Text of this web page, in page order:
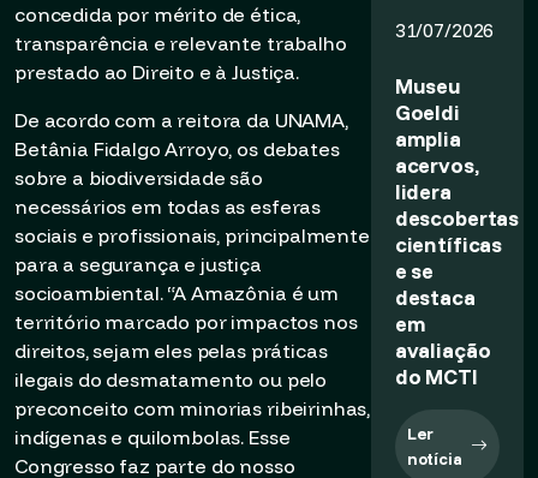
concedida por mérito de ética,
transparência e relevante trabalho
prestado ao Direito e à Justiça.
De acordo com a reitora da UNAMA,
Betânia Fidalgo Arroyo, os debates
sobre a biodiversidade são
necessários em todas as esferas
sociais e profissionais, principalmente
para a segurança e justiça
socioambiental. “A Amazônia é um
território marcado por impactos nos
direitos, sejam eles pelas práticas
ilegais do desmatamento ou pelo
preconceito com minorias ribeirinhas,
indígenas e quilombolas. Esse
Congresso faz parte do nosso
31/07/2026
Museu
Goeldi
amplia
acervos,
lidera
descobertas
científicas
e se
destaca
em
avaliação
do MCTI
Ler
notícia